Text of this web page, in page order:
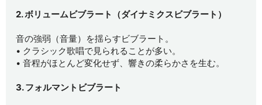
2. ボリュームビブラート（ダイナミクスビブラート）
音の強弱（音量）を揺らすビブラート。
• クラシック歌唱で見られることが多い。
• 音程がほとんど変化せず、響きの柔らかさを生む。
3. フォルマントビブラート